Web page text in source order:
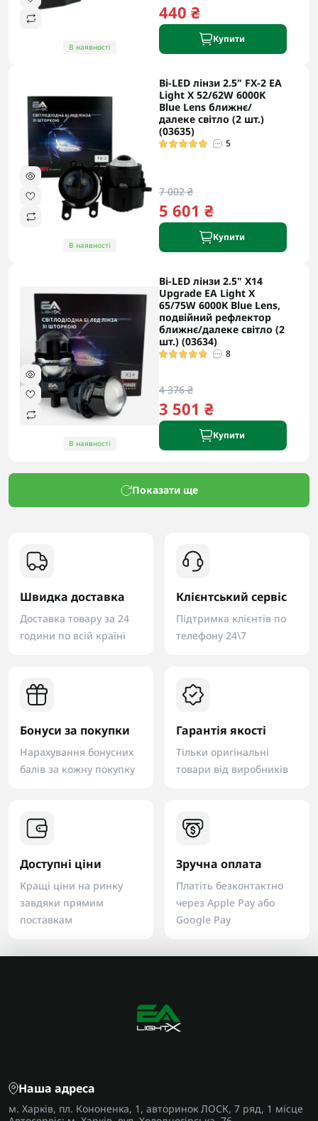
В наявності
440 ₴
Купити
В наявності
Bi-LED лінзи 2.5" FX-2 EA
Light X 52/62W 6000K
Blue Lens ближнє/
далеке світло (2 шт.)
(03635)
5
7 002 ₴
5 601 ₴
Купити
В наявності
Bi-LED лінзи 2.5" X14
Upgrade EA Light X
65/75W 6000K Blue Lens,
подвійний рефлектор
ближнє/далеке світло (2
шт.) (03634)
8
4 376 ₴
3 501 ₴
Купити
Показати ще
Швидка доставка
Доставка товару за 24
години по всій країні
Клієнтський сервіс
Підтримка клієнтів по
телефону 24\7
Бонуси за покупки
Нарахування бонусних
балів за кожну покупку
Гарантія якості
Тільки оригінальні
товари від виробників
Доступні ціни
Кращі ціни на ринку
завдяки прямим
поставкам
Зручна оплата
Платіть безконтактно
через Apple Pay або
Google Pay
Наша адреса
м. Харків, пл. Кононенка, 1, авторинок ЛОСК, 7 ряд, 1 місце